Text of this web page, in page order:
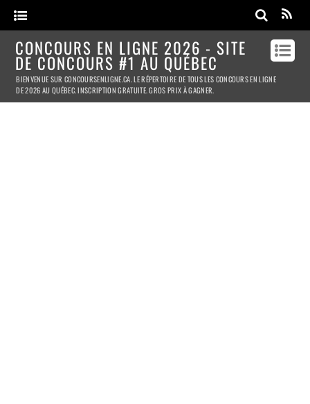
CONCOURS EN LIGNE 2026 - SITE
DE CONCOURS #1 AU QUÉBEC
BIENVENUE SUR CONCOURSENLIGNE.CA. LE RÉPERTOIRE DE TOUS LES CONCOURS EN LIGNE
DE 2026 AU QUÉBEC. INSCRIPTION GRATUITE. GROS PRIX À GAGNER.